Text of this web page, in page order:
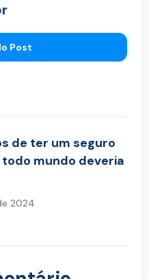
Post
de ter um seguro
mundo deveria
2024